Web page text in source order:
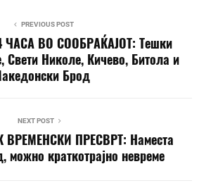
PREVIOUS POST
ВО СООБРАЌАЈОТ: Тешки
Свети Николе, Кичево, Битола и
Брод
NEXT POST
ПРЕСВРТ: Наместа
можно краткотрајно невреме